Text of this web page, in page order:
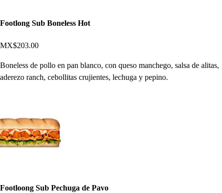
Footlong Sub Boneless Hot
MX$203.00
Boneless de pollo en pan blanco, con queso manchego, salsa de alitas,
aderezo ranch, cebollitas crujientes, lechuga y pepino.
Footloong Sub Pechuga de Pavo